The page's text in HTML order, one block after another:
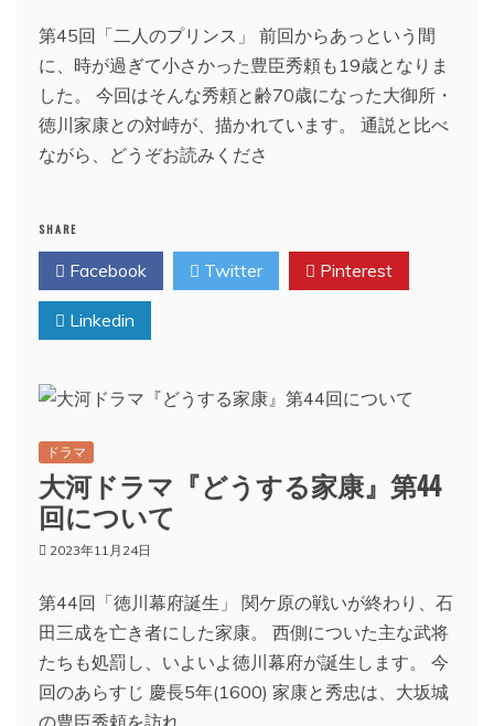
第45回「二人のプリンス」 前回からあっという間
に、時が過ぎて小さかった豊臣秀頼も19歳となりま
した。 今回はそんな秀頼と齢70歳になった大御所・
徳川家康との対峙が、描かれています。 通説と比べ
ながら、どうぞお読みくださ
SHARE
Facebook Twitter Pinterest
Linkedin
ドラマ
大河ドラマ『どうする家康』第44
回について
2023年11月24日
第44回「徳川幕府誕生」 関ケ原の戦いが終わり、石
田三成を亡き者にした家康。 西側についた主な武将
たちも処罰し、いよいよ徳川幕府が誕生します。 今
回のあらすじ 慶長5年(1600) 家康と秀忠は、大坂城